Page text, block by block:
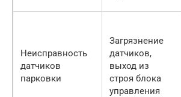
Неисправность
датчиков
парковки
Загрязнение
датчиков,
выход из
строя блока
управления